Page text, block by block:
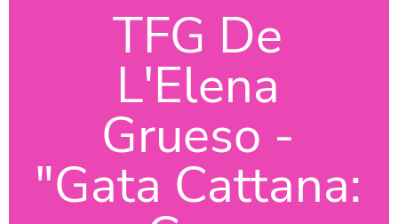
TFG De
L'Elena
Grueso -
"Gata Cattana: